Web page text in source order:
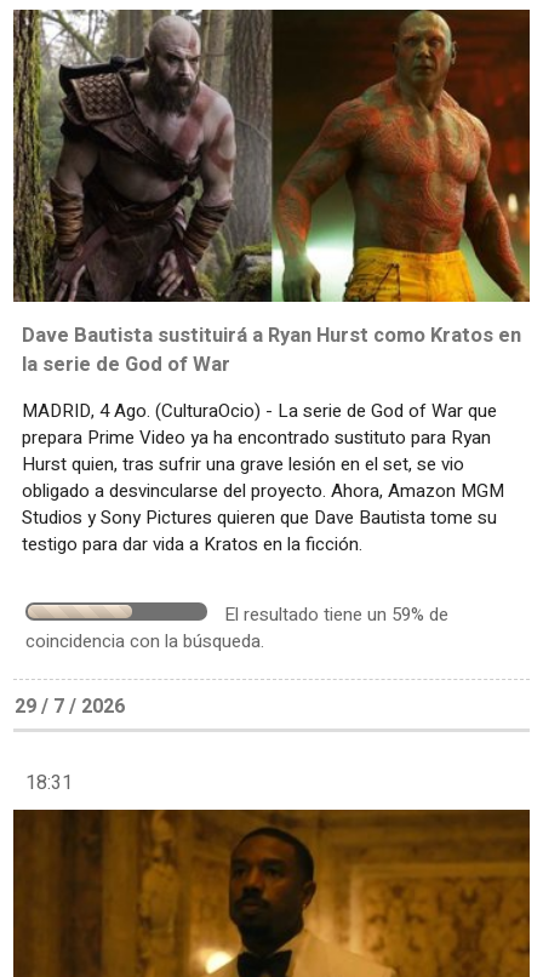
Dave Bautista sustituirá a Ryan Hurst como Kratos en
la serie de God of War
MADRID, 4 Ago. (CulturaOcio) - La serie de God of War que
prepara Prime Video ya ha encontrado sustituto para Ryan
Hurst quien, tras sufrir una grave lesión en el set, se vio
obligado a desvincularse del proyecto. Ahora, Amazon MGM
Studios y Sony Pictures quieren que Dave Bautista tome su
testigo para dar vida a Kratos en la ficción.
El resultado tiene un 59% de
coincidencia con la búsqueda.
29 / 7 / 2026
18:31